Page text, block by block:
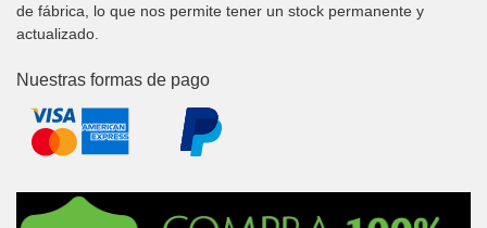
de fábrica, lo que nos permite tener un stock permanente y
actualizado.
Nuestras formas de pago